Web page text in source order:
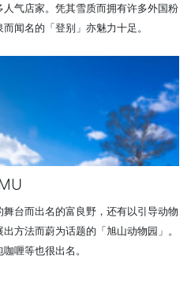
气店家。凭其雪质而拥有许多外国粉
闻名的「登别」亦魅力十足。
台而出名的富良野，还有以引导动物
方法而蔚为话题的「旭山动物园」。
喱等也很出名。